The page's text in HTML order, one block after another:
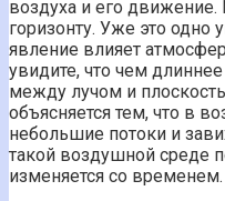
воздуха и его движение.
горизонту. Уже это одно
явление влияет
увидите, что чем
между лучом и
объясняется тем, что в
небольшие потоки и
такой воздушной среде
изменяется со временем.